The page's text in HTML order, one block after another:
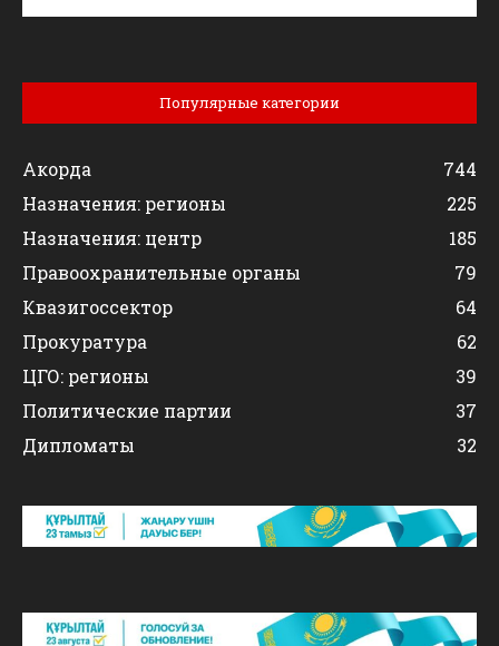
Популярные категории
Акорда
744
Назначения: регионы
225
Назначения: центр
185
Правоохранительные органы
79
Квазигоссектор
64
Прокуратура
62
ЦГО: регионы
39
Политические партии
37
Дипломаты
32